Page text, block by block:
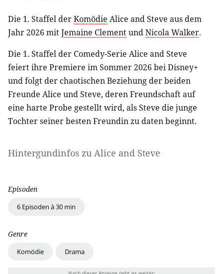
Die 1. Staffel derKomödie Alice and Steve aus dem
Jahr 2026 mitJemaine ClementundNicola Walker.
Die 1. Staffel der Comedy-Serie Alice and Steve
feiert ihre Premiere im Sommer 2026 bei Disney+
und folgt der chaotischen Beziehung der beiden
Freunde Alice und Steve, deren Freundschaft auf
eine harte Probe gestellt wird, als Steve die junge
Tochter seiner besten Freundin zu daten beginnt.
Hintergundinfos zu Alice and Steve
Episoden
6 Episoden à 30 min
Genre
Komödie Drama